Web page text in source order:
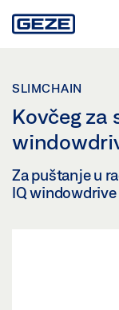
to
SLIMCHAIN
Kovčeg za
Za puštanje u
IQ windowdrive